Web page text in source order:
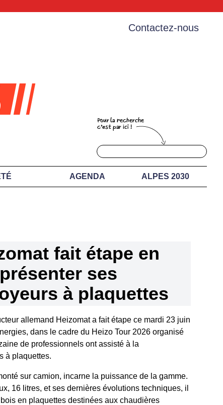
Contactez-nous
AGENDA ALPES 2030
fait étape en
ses
à plaquettes
allemand Heizomat a fait étape ce mardi 23 juin
dans le cadre du Heizo Tour 2026 organisé
de professionnels ont assisté à la
à plaquettes.
sur camion, incarne la puissance de la gamme.
16 litres, et ses dernières évolutions techniques, il
en plaquettes destinées aux chaudières